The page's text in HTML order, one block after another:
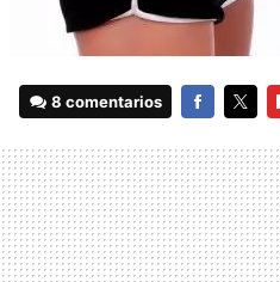
8 comentarios